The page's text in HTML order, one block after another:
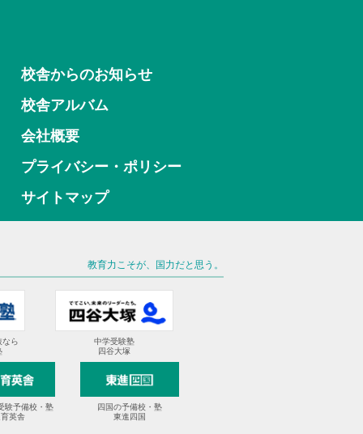
校舎からのお知らせ
校舎アルバム
会社概要
プライバシー・ポリシー
サイトマップ
教育力こそが、国力だと思う。
なら
中学受験塾
四谷大塚
験予備校・塾
英舎
四国の予備校・塾
東進四国